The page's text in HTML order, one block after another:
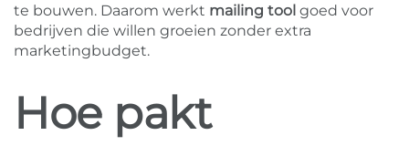
te bouwen. Daarom werkt mailing tool goed voor
bedrijven die willen groeien zonder extra
marketingbudget.
Hoe pakt